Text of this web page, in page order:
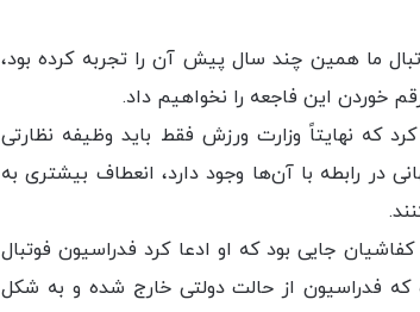
ما همین چند سال پیش آن را تجربه کرده بود،
خوردن این فاجعه را نخواهیم داد.
که نهایتاً وزارت ورزش فقط باید وظیفه نظارتی
در رابطه با آن‌ها وجود دارد، انعطاف بیشتری به
جایی بود که او ادعا کرد فدراسیون فوتبال
که فدراسیون از حالت دولتی خارج شده و به شکل